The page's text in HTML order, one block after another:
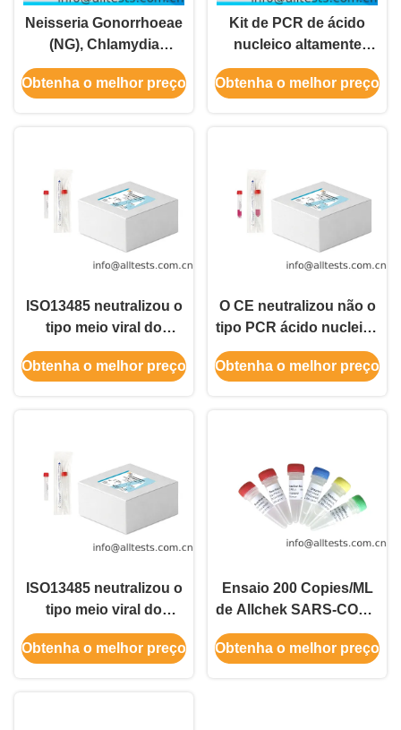
Neisseria Gonorrhoeae
(NG), Chlamydia
Trachomatis (CT) e
Ureaplasma
Obtenha o melhor preço
Kit de PCR de ácido
nucleico altamente
sensível para detecção
de gripe A/B e RSV
Obtenha o melhor preço
ISO13485 neutralizou o
tipo meio viral do
transporte de Vtm
Obtenha o melhor preço
O CE neutralizou não o
tipo PCR ácido nucleico
1mL/T dos meios de
Vtm
Obtenha o melhor preço
ISO13485 neutralizou o
tipo meio viral do
transporte de Vtm
transparente
Obtenha o melhor preço
Ensaio 200 Copies/ML
de Allchek SARS-COV-2
Rt Qpcr do tempo real
Obtenha o melhor preço